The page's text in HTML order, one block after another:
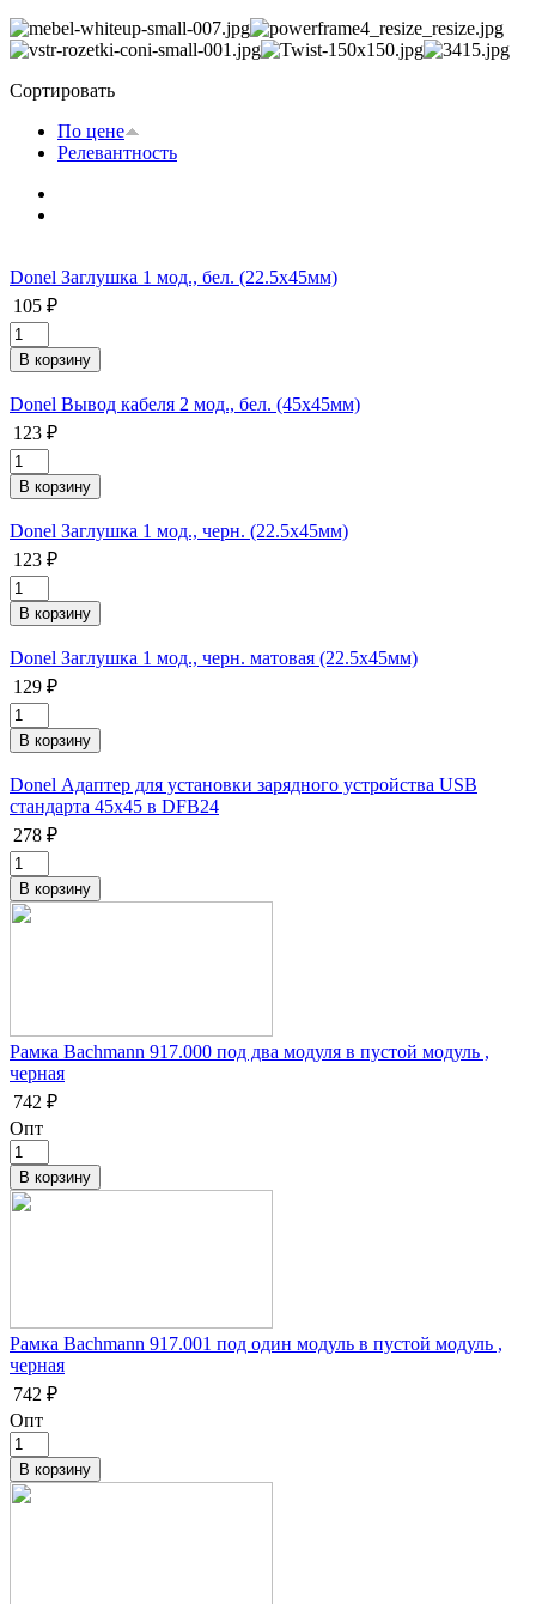
Сортировать
По цене
Релевантность
Donel Заглушка 1 мод., бел. (22.5х45мм)
105 ₽
Donel Вывод кабеля 2 мод., бел. (45х45мм)
123 ₽
Donel Заглушка 1 мод., черн. (22.5х45мм)
123 ₽
Donel Заглушка 1 мод., черн. матовая (22.5х45мм)
129 ₽
Donel Адаптер для установки зарядного устройства USB
стандарта 45х45 в DFB24
278 ₽
Рамка Bachmann 917.000 под два модуля в пустой модуль ,
черная
742 ₽
Опт
Рамка Bachmann 917.001 под один модуль в пустой модуль ,
черная
742 ₽
Опт